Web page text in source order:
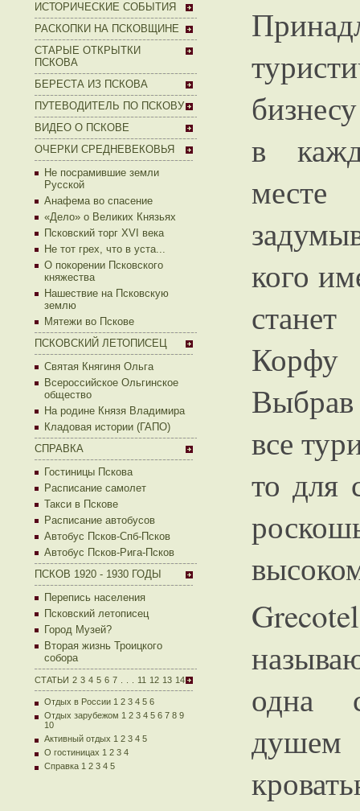
ИСТОРИЧЕСКИЕ СОБЫТИЯ
РАСКОПКИ НА ПСКОВЩИНЕ
СТАРЫЕ ОТКРЫТКИ
ПСКОВА
БЕРЕСТА ИЗ ПСКОВА
ПУТЕВОДИТЕЛЬ ПО ПСКОВУ
ВИДЕО О ПСКОВЕ
ОЧЕРКИ СРЕДНЕВЕКОВЬЯ
Не посрамившие земли
Русской
Анафема во спасение
«Дело» о Великих Князьях
Псковский торг XVI века
Не тот грех, что в уста...
О покорении Псковского
княжества
Нашествие на Псковскую
землю
Мятежи во Пскове
ПСКОВСКИЙ ЛЕТОПИСЕЦ
Святая Княгиня Ольга
Всероссийское Ольгинское
общество
На родине Князя Владимира
Кладовая истории (ГАПО)
СПРАВКА
Гостиницы Пскова
Расписание самолет
Такси в Пскове
Расписание автобусов
Автобус Псков-Спб-Псков
Автобус Псков-Рига-Псков
ПСКОВ 1920 - 1930 ГОДЫ
Перепись населения
Псковский летописец
Город Музей?
Вторая жизнь Троицкого
собора
СТАТЬИ 2 3 4 5 6 7 11 12 13 14
Отдых в России 1 2 3 4 5 6
Отдых зарубежом 1 2 3 4 5 6 7 8 9
10
Активный отдых 1 2 3 4 5
О гостиницах 1 2 3 4
Справка 1 2 3 4 5
в
месте
кого
все
то для
одна